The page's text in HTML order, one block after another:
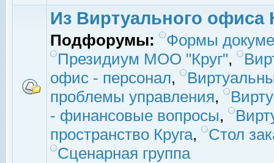
Из Виртуального офиса
Подфорумы:
Формы
Президиум МОО "Круг",
офис - персонал,
проблемы управления,
- финансовые вопросы,
пространство Круга,
Стол
Сценарная группа